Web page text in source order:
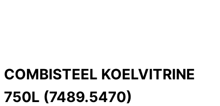
COMBISTEEL KOELVITRINE
750L (7489.5470)